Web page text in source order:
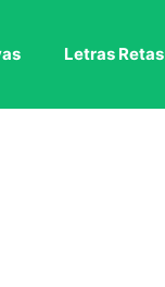
Letras Retas